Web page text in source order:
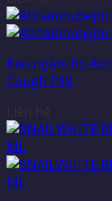
Kẹo ngậm ho
Cough Pills